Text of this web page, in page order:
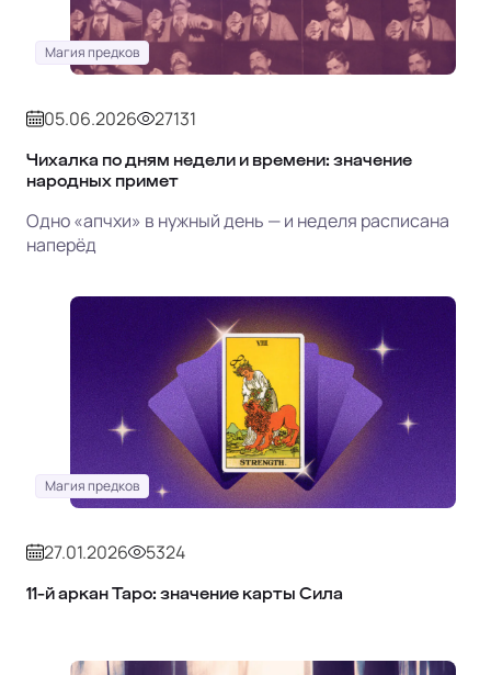
Магия предков
05.06.2026 27131
Чихалка по дням недели и времени: значение
народных примет
Одно «апчхи» в нужный день — и неделя расписана
наперёд
Магия предков
27.01.2026 5324
11‑й аркан Таро: значение карты Сила